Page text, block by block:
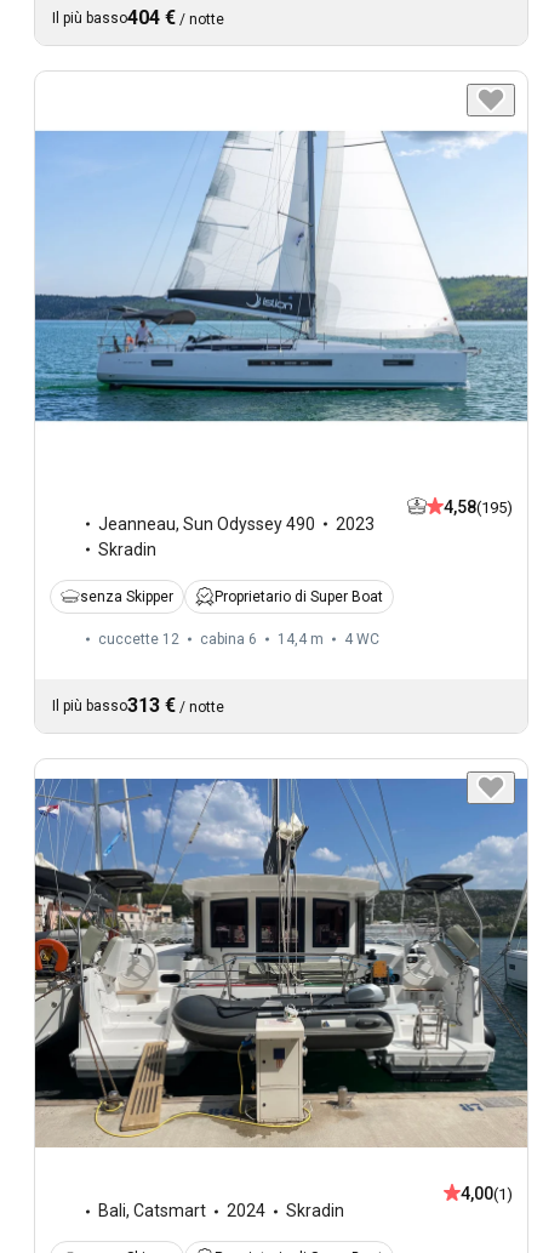
Il più basso404 € / notte
Jeanneau, Sun Odyssey 490
2023
Skradin
4,58(195)
senza Skipper Proprietario di Super Boat
cuccette 12 cabina 6 14,4 m 4 WC
Il più basso313 € / notte
Bali, Catsmart 2024 Skradin
4,00(1)